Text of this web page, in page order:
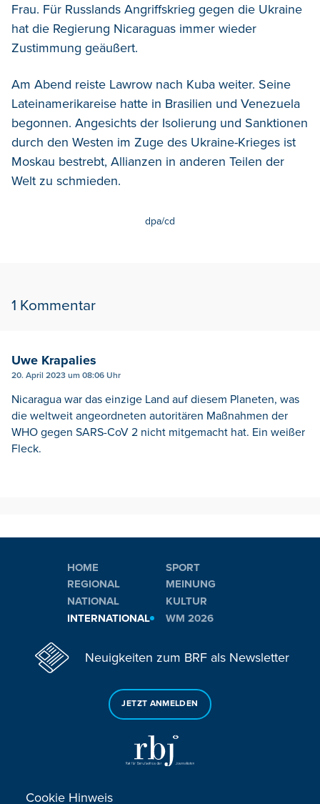
Frau. Für Russlands Angriffskrieg gegen die Ukraine
hat die Regierung Nicaraguas immer wieder
Zustimmung geäußert.
Am Abend reiste Lawrow nach Kuba weiter. Seine
Lateinamerikareise hatte in Brasilien und Venezuela
begonnen. Angesichts der Isolierung und Sanktionen
durch den Westen im Zuge des Ukraine-Krieges ist
Moskau bestrebt, Allianzen in anderen Teilen der
Welt zu schmieden.
dpa/cd
1 Kommentar
Uwe Krapalies
20. April 2023 um 08:06 Uhr
Nicaragua war das einzige Land auf diesem Planeten, was
die weltweit angeordneten autoritären Maßnahmen der
WHO gegen SARS-CoV 2 nicht mitgemacht hat. Ein weißer
Fleck.
HOME
REGIONAL
NATIONAL
INTERNATIONAL
SPORT
MEINUNG
KULTUR
WM 2026
Neuigkeiten zum BRF als Newsletter
JETZT ANMELDEN
Sie haben noch Fragen oder Anmerkungen?
Cookie Hinweis